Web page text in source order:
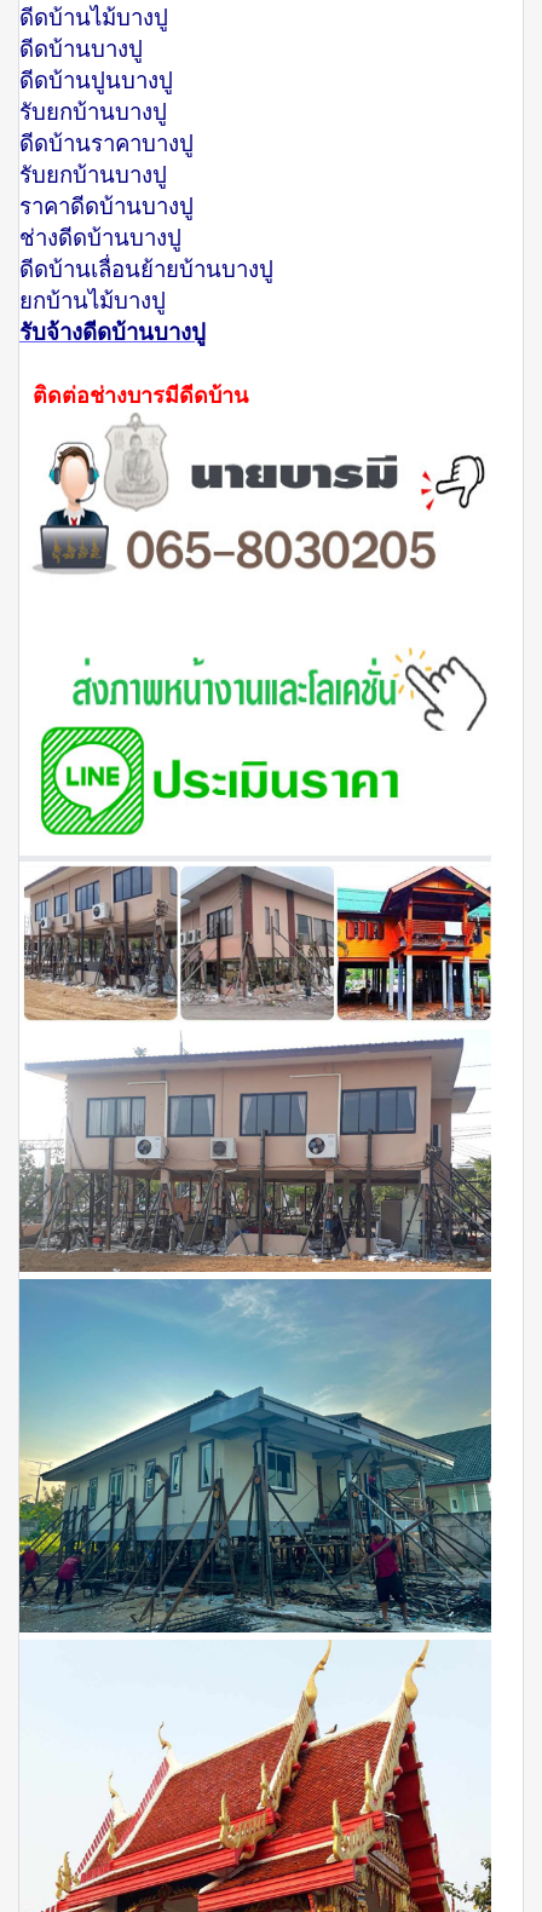
ดีดบ้านไม้บางปู
ดีดบ้านบางปู
ดีดบ้านปูนบางปู
รับยกบ้านบางปู
ดีดบ้านราคาบางปู
รับยกบ้านบางปู
ราคาดีดบ้านบางปู
ช่างดีดบ้านบางปู
ดีดบ้านเลื่อนย้ายบ้านบางปู
ยกบ้านไม้บางปู
รับจ้างดีดบ้านบางปู
ติดต่อช่างบารมีดีดบ้าน